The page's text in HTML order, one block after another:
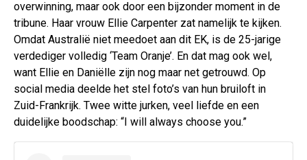
overwinning, maar ook door een bijzonder moment in de
tribune. Haar vrouw Ellie Carpenter zat namelijk te kijken.
Omdat Australië niet meedoet aan dit EK, is de 25-jarige
verdediger volledig ‘Team Oranje’. En dat mag ook wel,
want Ellie en Daniëlle zijn nog maar net getrouwd. Op
social media deelde het stel foto’s van hun bruiloft in
Zuid-Frankrijk. Twee witte jurken, veel liefde en een
duidelijke boodschap: “I will always choose you.”